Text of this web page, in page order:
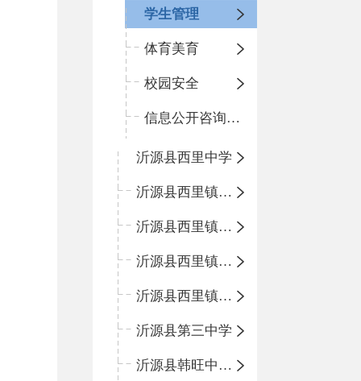
学生管理
体育美育
校园安全
信息公开咨询指南
沂源县西里中学
沂源县西里镇中心小学
沂源县西里镇柳枝峪回民小学
沂源县西里镇金星完全小学
沂源县西里镇团圆小学
沂源县第三中学
沂源县韩旺中心学校